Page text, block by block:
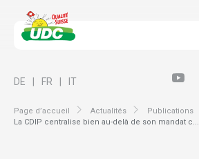
Page d’accueil Actualités Publications
La CDIP centralise bien au-delà de son mandat c...
DE FR IT